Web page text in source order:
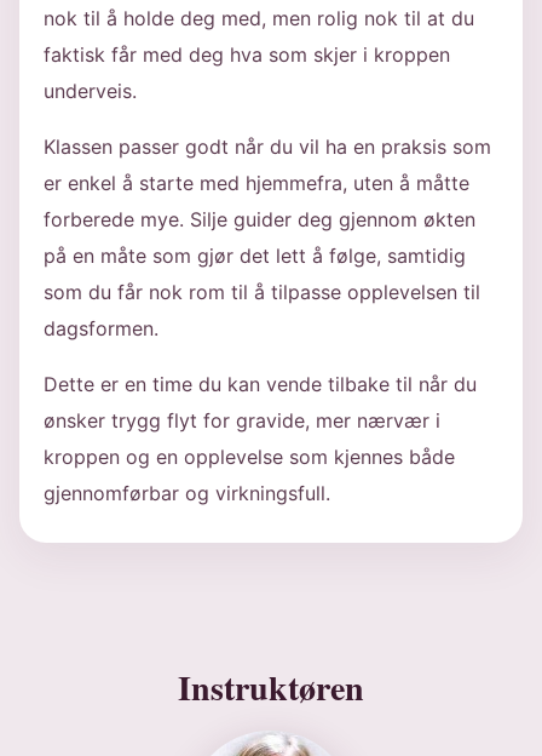
nok til å holde deg med, men rolig nok til at du
faktisk får med deg hva som skjer i kroppen
underveis.
Klassen passer godt når du vil ha en praksis som
er enkel å starte med hjemmefra, uten å måtte
forberede mye. Silje guider deg gjennom økten
på en måte som gjør det lett å følge, samtidig
som du får nok rom til å tilpasse opplevelsen til
dagsformen.
Dette er en time du kan vende tilbake til når du
ønsker trygg flyt for gravide, mer nærvær i
kroppen og en opplevelse som kjennes både
gjennomførbar og virkningsfull.
Instruktøren